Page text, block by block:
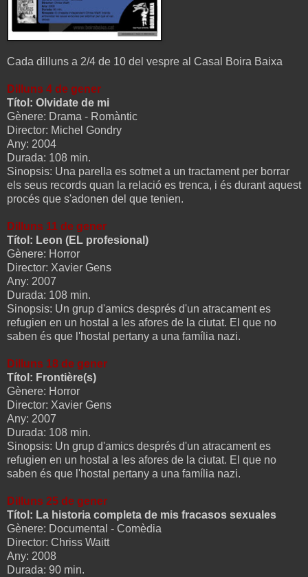
Cada dilluns a 2/4 de 10 del vespre al Casal Boira Baixa
Dilluns 4 de gener
Títol: Olvidate de mi
Gènere: Drama - Romàntic
Director: Michel Gondry
Any: 2004
Durada: 108 min.
Sinopsis: Una parella es sotmet a un tractament per borrar
els seus records quan la relació es trenca, i és durant aquest
procés que s'adonen del que tenien.
Dilluns 11 de gener
Títol: Leon (EL profesional)
Gènere: Horror
Director: Xavier Gens
Any: 2007
Durada: 108 min.
Sinopsis: Un grup d'amics després d'un atracament es
refugien en un hostal a les afores de la ciutat. El que no
saben és que l'hostal pertany a una família nazi.
Dilluns 18 de gener
Títol: Frontière(s)
Gènere: Horror
Director: Xavier Gens
Any: 2007
Durada: 108 min.
Sinopsis: Un grup d'amics després d'un atracament es
refugien en un hostal a les afores de la ciutat. El que no
saben és que l'hostal pertany a una família nazi.
Dilluns 25 de gener
Títol: La historia completa de mis fracasos sexuales
Gènere: Documental - Comèdia
Director: Chriss Waitt
Any: 2008
Durada: 90 min.